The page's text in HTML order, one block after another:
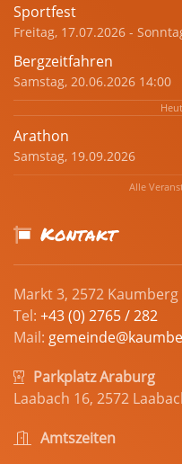
Sportfest
Freitag, 17.07.2026 -
Bergzeitfahren
Samstag, 20.06.2026 14:00
Arathon
Samstag, 19.09.2026
Alle
Kontakt
Markt 3, 2572 Kaumberg
Tel: +43 (0) 2765 / 282
Mail:
Parkplatz Araburg
Laabach 16, 2572
Amtszeiten